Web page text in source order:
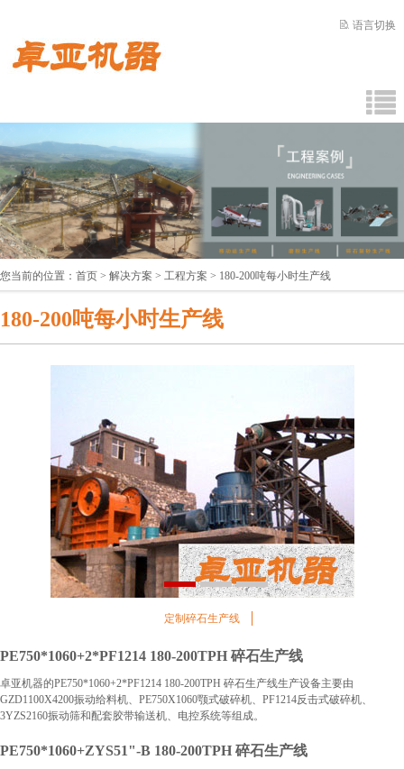
语言切换
您当前的位置： 首页 > 解决方案 > 工程方案 > 180-200吨每小时生产线
180-200吨每小时生产线
定制碎石生产线
PE750*1060+2*PF1214 180-200TPH 碎石生产线
卓亚机器的PE750*1060+2*PF1214 180-200TPH 碎石生产线生产设备主要由
GZD1100X4200振动给料机、PE750X1060颚式破碎机、PF1214反击式破碎机、
3YZS2160振动筛和配套胶带输送机、电控系统等组成。
PE750*1060+ZYS51"-B 180-200TPH 碎石生产线